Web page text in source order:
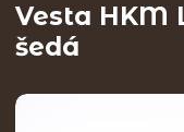
Vesta HKM
šedá